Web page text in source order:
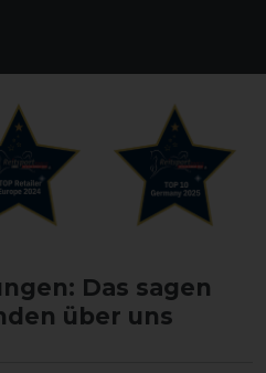
Das sagen
über uns